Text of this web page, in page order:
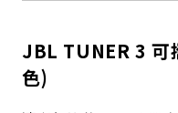
JBL TUNER 3 可
色)